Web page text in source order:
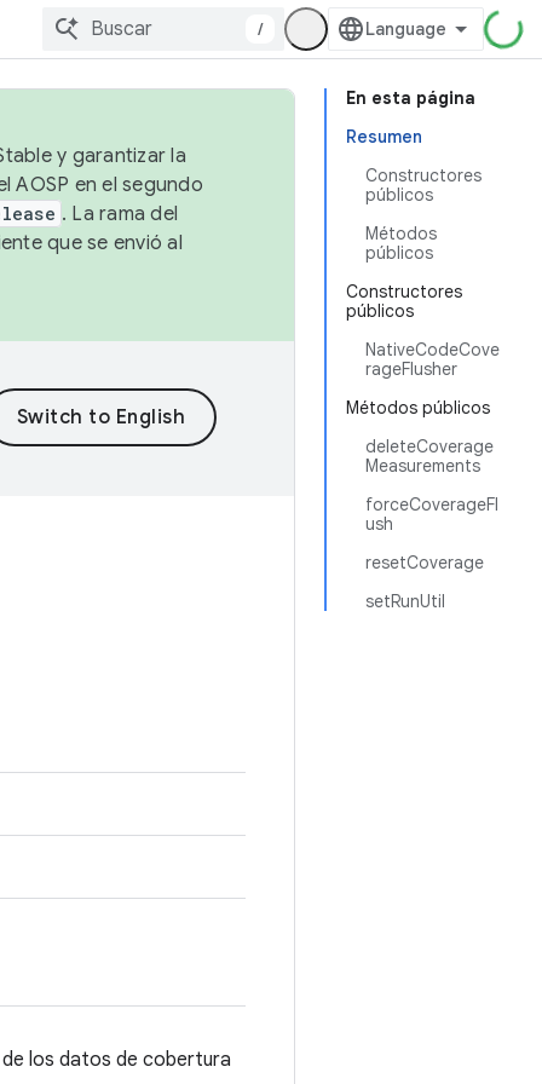
/
En esta página
Resumen
Constructores
públicos
Métodos
públicos
Constructores
públicos
NativeCodeCove
rageFlusher
Métodos públicos
deleteCoverage
Measurements
forceCoverageFl
ush
resetCoverage
setRunUtil
y garantizar la
AOSP en el segundo
. La rama del
que se envió al
de los datos de cobertura